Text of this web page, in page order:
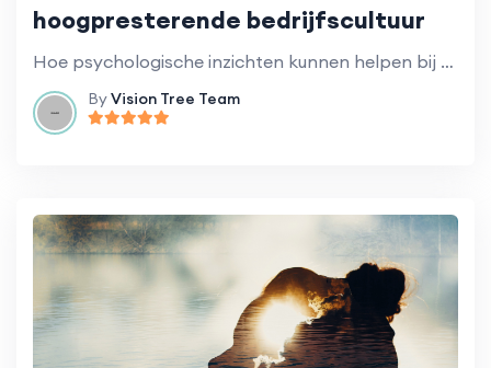
hoogpresterende bedrijfscultuur
Hoe psychologische inzichten kunnen helpen bij het opbouwen van een cultuur van succes.
ByVision Tree Team